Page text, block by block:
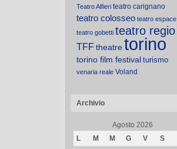
Teatro Alfieri teatro carignano
teatro colosseo teatro espace
teatro gobetti teatro regio
TFFtheatretorino
torino film festival turismo
venaria reale Voland
Archivio
Agosto 2026
L
M M G V S